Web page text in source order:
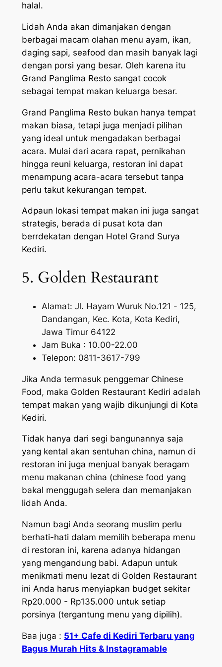
halal.
Lidah Anda akan dimanjakan dengan
berbagai macam olahan menu ayam, ikan,
daging sapi, seafood dan masih banyak lagi
dengan porsi yang besar. Oleh karena itu
Grand Panglima Resto sangat cocok
sebagai tempat makan keluarga besar.
Grand Panglima Resto bukan hanya tempat
makan biasa, tetapi juga menjadi pilihan
yang ideal untuk mengadakan berbagai
acara. Mulai dari acara rapat, pernikahan
hingga reuni keluarga, restoran ini dapat
menampung acara-acara tersebut tanpa
perlu takut kekurangan tempat.
Adpaun lokasi tempat makan ini juga sangat
strategis, berada di pusat kota dan
berrdekatan dengan Hotel Grand Surya
Kediri.
5. Golden Restaurant
Alamat: Jl. Hayam Wuruk No.121 - 125,
Dandangan, Kec. Kota, Kota Kediri,
Jawa Timur 64122
Jam Buka : 10.00-22.00
Telepon: 0811-3617-799
Jika Anda termasuk penggemar Chinese
Food, maka Golden Restaurant Kediri adalah
tempat makan yang wajib dikunjungi di Kota
Kediri.
Tidak hanya dari segi bangunannya saja
yang kental akan sentuhan china, namun di
restoran ini juga menjual banyak beragam
menu makanan china (chinese food yang
bakal menggugah selera dan memanjakan
lidah Anda.
Namun bagi Anda seorang muslim perlu
berhati-hati dalam memilih beberapa menu
di restoran ini, karena adanya hidangan
yang mengandung babi. Adapun untuk
menikmati menu lezat di Golden Restaurant
ini Anda harus menyiapkan budget sekitar
Rp20.000 - Rp135.000 untuk setiap
porsinya (tergantung menu yang dipilih).
Baa juga : 51+ Cafe di Kediri Terbaru yang
Bagus Murah Hits & Instagramable